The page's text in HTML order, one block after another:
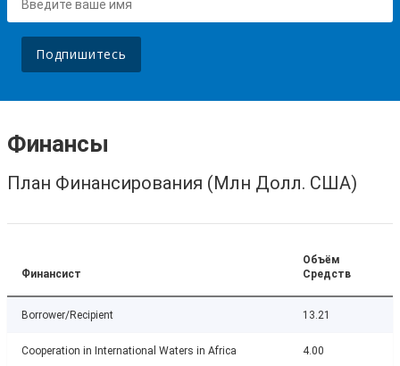
Подпишитесь
Финансы
План Финансирования (Млн Долл. США)
Финансист
Объём
Средств
Borrower/Recipient 13.21
Cooperation in International Waters in Africa 4.00